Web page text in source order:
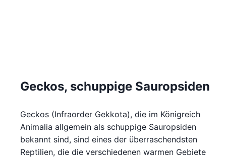
Geckos, schuppige Sauropsiden
Geckos (Infraorder Gekkota), die im Königreich
Animalia allgemein als schuppige Sauropsiden
bekannt sind, sind eines der überraschendsten
Reptilien, die die verschiedenen warmen Gebiete